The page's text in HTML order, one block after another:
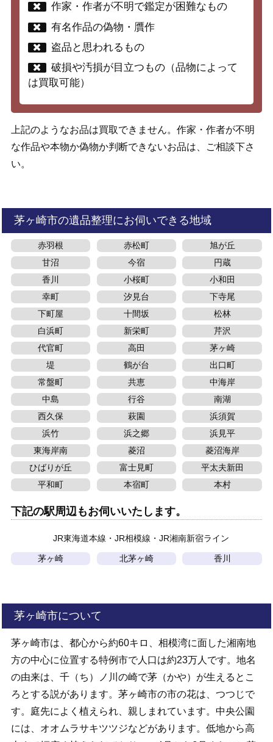
作家・作者が不明で鑑定が困難なもの
有名作品の偽物・贋作
盗品と思われるもの
破損や汚損が目立つもの（品物によって
は買取可能）
上記のようなお品は買取できません。作家・作者が不明
な作品や本物か偽物か判断できないお品は、ご相談下さ
い。
茅ヶ崎市の遺品整理にお伺いできる地域
赤羽根 赤松町
旭が丘
甘沼
今宿
円蔵
香川
小桜町
小和田
幸町
汐見台
下寺尾
下町屋
十間坂
松林
白浜町
新栄町
芹沢
代官町
高田
茅ヶ崎
堤
鶴が台
出口町
常盤町
共恵
中海岸
中島
行谷
南湖
西久保
萩園
浜須賀
浜竹
浜之郷
浜見平
東海岸南
菱沼
菱沼海岸
ひばりが丘
富士見町
平太夫新田
平和町
本宿町 本村
下記の駅周辺もお伺いいたします。
JR東海道本線 JR相模線 JR湘南新宿ライン
茅ヶ崎 北茅ヶ崎 香川
茅ヶ崎市について
茅ヶ崎市は、都心から約60キロ、相模湾に面した湘南地
方の中心に位置する特例市で人口は約23万人です。地名
の由来は、千（ち）ノ川の崎で茅（かや）が生えるとこ
ろとする説があります。茅ヶ崎市の市の花は、つつじで
す。庭先によく植えられ、親しまれています。中央公園
には、オオムラサキツツジなどがあります。低地から高